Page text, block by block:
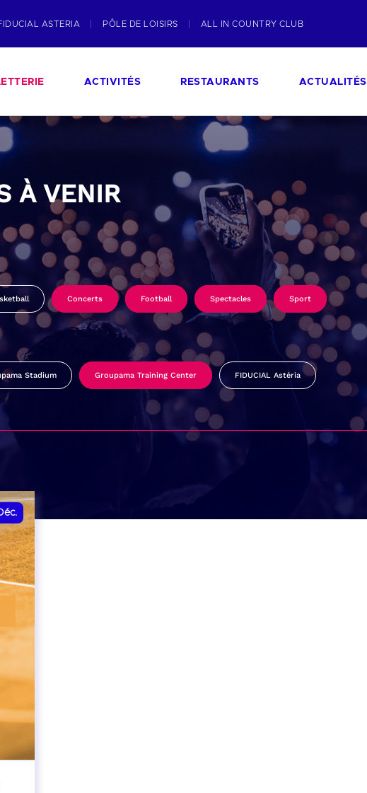
ASTERIA PÔLE DE LOISIRS ALL IN COUNTRY CLUB
ACTIVITÉS RESTAURANTS ACTUALITÉS
À VENIR
Concerts Football Spectacles Sport
Stadium Groupama Training Center FIDUCIAL Astéria